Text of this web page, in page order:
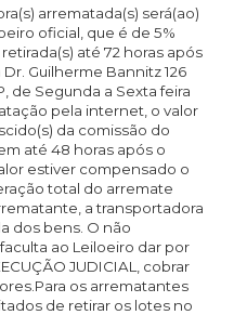
arrematada(s) será(ao)
oficial, que é de 5%
até 72 horas após
Guilherme Bannitz 126
de Segunda a Sexta feira
pela internet, o valor
da comissão do
até 48 horas após o
estiver compensado o
total do arremate
a transportadora
dos bens. O não
ao Leiloeiro dar por
JUDICIAL, cobrar
os arrematantes
de retirar os lotes no